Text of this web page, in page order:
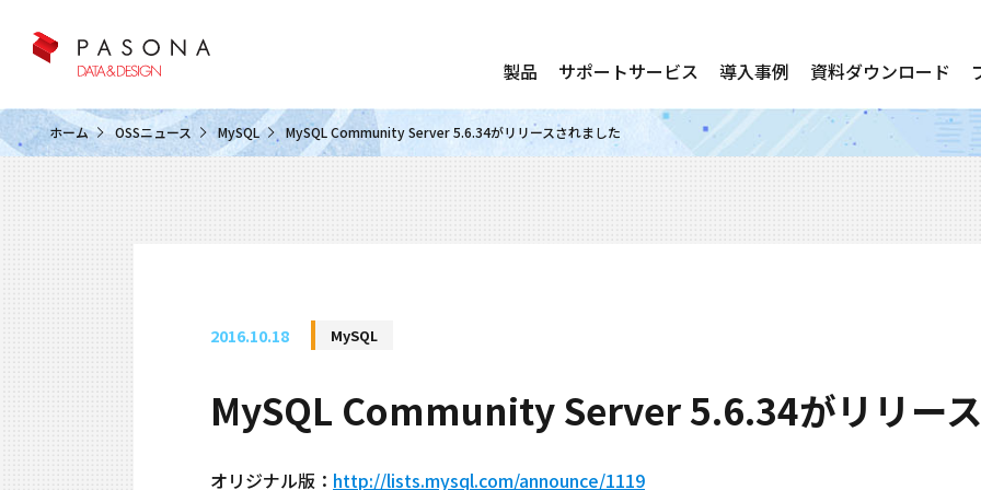
製品 サポートサービス 導入事例 資料ダウンロード
ホーム OSSニュース MySQL MySQL Community Server 5.6.34がリリースされました
2016.10.18 MySQL
MySQL Community Server 5.6.34がリリー
オリジナル版： http://lists.mysql.com/announce/1119